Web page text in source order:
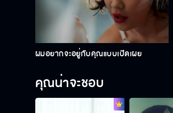
ผมอยากจะอยู่กับคุณแบบเปิดเผย
คุณน่าจะชอบ